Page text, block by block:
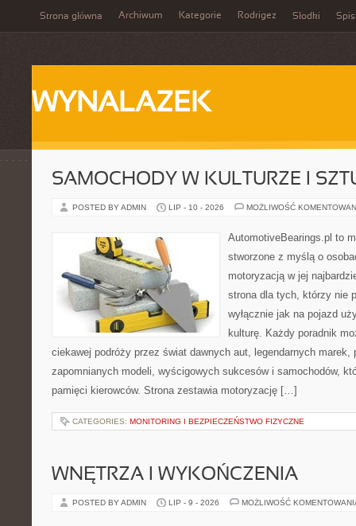
Strona główna Archiwum Kategorie Rodrigez Słodki Spis
WYNALAZEK
SAMOCHODY W KULTURZE I
POSTED BY ADMIN LIP - 10 - 2026 MOŻLIWOŚĆ
AutomotiveBearings.pl to
stworzone z myślą o
motoryzacją w jej
strona dla tych, którzy nie
wyłącznie jak na pojazd
kulturę. Każdy poradnik
ciekawej podróży przez świat dawnych aut, legendarnych marek,
zapomnianych modeli, wyścigowych sukcesów i samochodów,
pamięci kierowców. Strona zestawia motoryzację […]
CATEGORIES: MONITORING I BEZPIECZEŃSTWO FIZYCZNE
WNĘTRZA I WYKOŃCZENIA
POSTED BY ADMIN LIP - 9 - 2026 MOŻLIWOŚĆ